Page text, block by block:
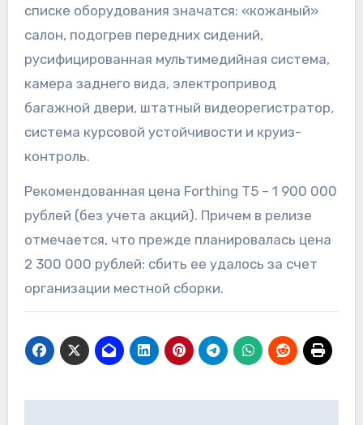
списке оборудования значатся: «кожаный»
салон, подогрев передних сидений,
русифицированная мультимедийная система,
камера заднего вида, электропривод
багажной двери, штатный видеорегистратор,
система курсовой устойчивости и круиз-
контроль.
Рекомендованная цена Forthing T5 – 1 900 000
рублей (без учета акций). Причем в релизе
отмечается, что прежде планировалась цена
2 300 000 рублей: сбить ее удалось за счет
организации местной сборки.